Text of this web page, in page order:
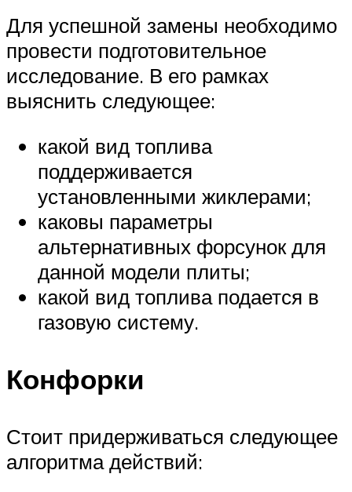
Для успешной замены необходимо
провести подготовительное
исследование. В его рамках
выяснить следующее:
какой вид топлива
поддерживается
установленными жиклерами;
каковы параметры
альтернативных форсунок для
данной модели плиты;
какой вид топлива подается в
газовую систему.
Конфорки
Стоит придерживаться следующее
алгоритма действий: